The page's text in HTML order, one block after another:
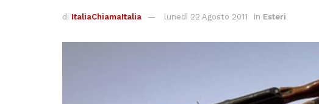
di ItaliaChiamaItalia lunedì 22 Agosto 2011 in Esteri